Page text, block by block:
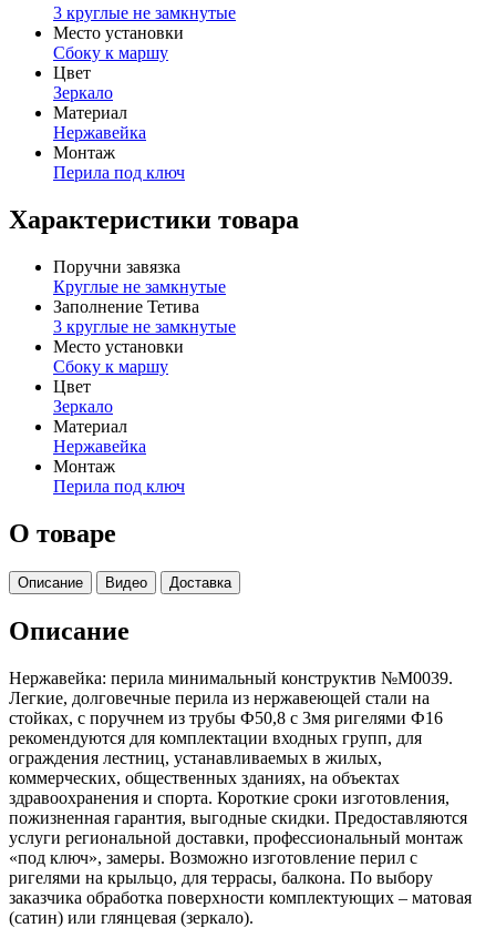
3 круглые не замкнутые
Место установки
Сбоку к маршу
Цвет
Зеркало
Материал
Нержавейка
Монтаж
Перила под ключ
Характеристики товара
Поручни завязка
Круглые не замкнутые
Заполнение Тетива
3 круглые не замкнутые
Место установки
Сбоку к маршу
Цвет
Зеркало
Материал
Нержавейка
Монтаж
Перила под ключ
О товаре
Описание Видео Доставка
Описание
Нержавейка: перила минимальный конструктив №М0039.
Легкие, долговечные перила из нержавеющей стали на
стойках, с поручнем из трубы Ф50,8 с 3мя ригелями Ф16
рекомендуются для комплектации входных групп, для
ограждения лестниц, устанавливаемых в жилых,
коммерческих, общественных зданиях, на объектах
здравоохранения и спорта. Короткие сроки изготовления,
пожизненная гарантия, выгодные скидки. Предоставляются
услуги региональной доставки, профессиональный монтаж
«под ключ», замеры. Возможно изготовление перил с
ригелями на крыльцо, для террасы, балкона. По выбору
заказчика обработка поверхности комплектующих – матовая
(сатин) или глянцевая (зеркало).